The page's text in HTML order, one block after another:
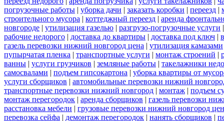
погрузочные работы | уборка дачи | заказать коробки | переезд |
строительного мусора | коттеджный переезд | аренда
новгороде | утилизация газелью | разгрузо-погрузочные услуги
рабочие недорого | доставка до квартиры | доставка под ключ |
газель перевозки нижний новгород цена | утилизация камазами
пупырчатая пленка | транспортные услуги | монтаж строений |
ванны | услуги грузчиков | земляные работы | такелажники
самосвалами | подъем гипсокартона | уборка квартиры от
услуги сборщиков | автомобильные перевозки нижний
транспортные перевозки нижний новгород | монтаж | подъем
монтаж перегородок | аренда сборщиков | газель перевозки
расстановка мебели | грузовые перевозки нижний новгород
перевозка сейфа | демонтаж перегородок | нанять сборщиков |